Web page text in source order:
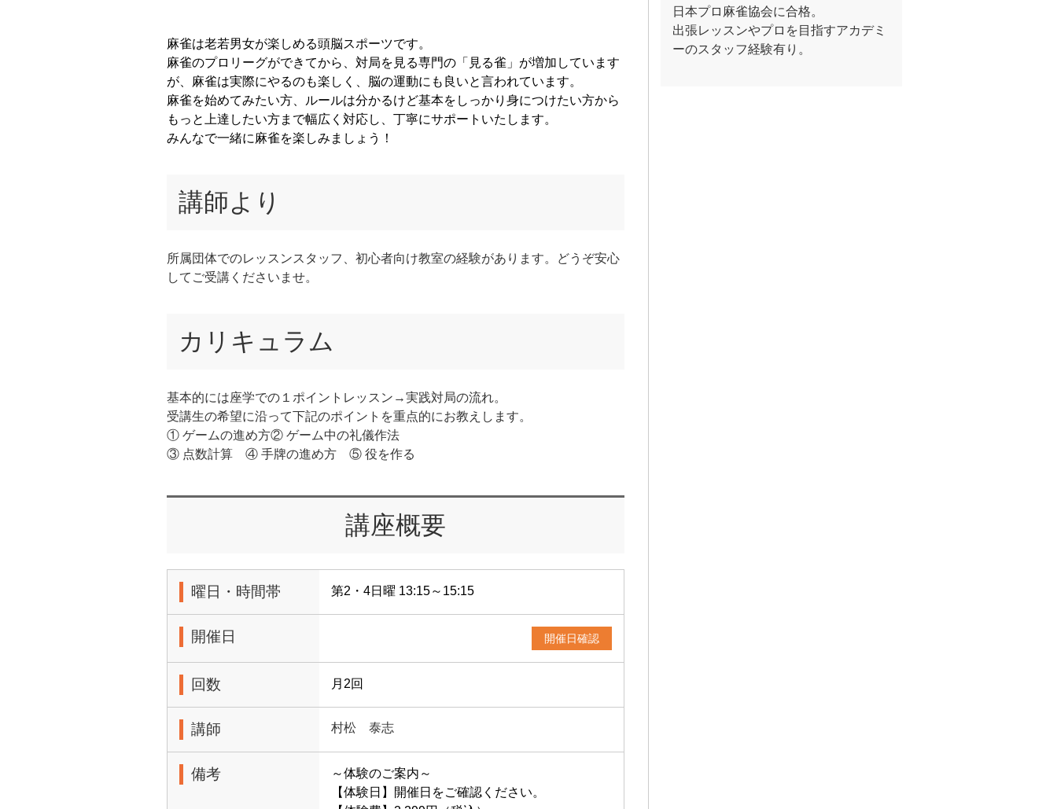
麻雀は老若男女が楽しめる頭脳スポーツです。
麻雀のプロリーグができてから、対局を見る専門の「見る雀」が増加しています
が、麻雀は実際にやるのも楽しく、脳の運動にも良いと言われています。
麻雀を始めてみたい方、ルールは分かるけど基本をしっかり身につけたい方から
もっと上達したい方まで幅広く対応し、丁寧にサポートいたします。
みんなで一緒に麻雀を楽しみましょう！
講師より
所属団体でのレッスンスタッフ、初心者向け教室の経験があります。どうぞ安心
してご受講くださいませ。
カリキュラム
基本的には座学での１ポイントレッスン→実践対局の流れ。
受講生の希望に沿って下記のポイントを重点的にお教えします。
① ゲームの進め方② ゲーム中の礼儀作法
③ 点数計算 ④ 手牌の進め方 ⑤ 役を作る
講座概要
曜日・時間帯 第2・4日曜 13:15～15:15
開催日 開催日確認
回数 月2回
講師 村松 泰志
備考
～体験のご案内～
【体験日】開催日をご確認ください。
日本プロ麻雀協会に合格。
出張レッスンやプロを目指すアカデミ
ーのスタッフ経験有り。